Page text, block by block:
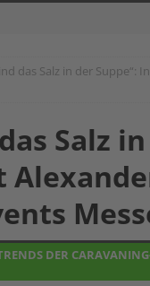
das Salz in der Suppe“:
Salz
DER